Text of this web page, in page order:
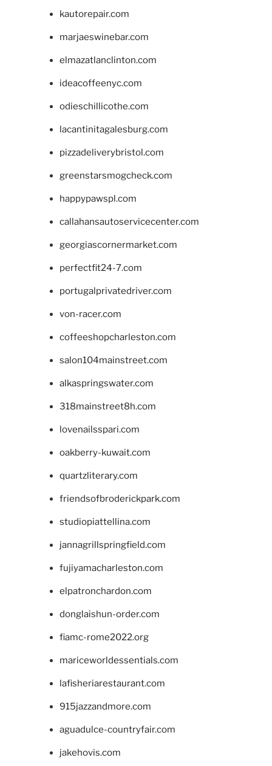
kautorepair.com
marjaeswinebar.com
elmazatlanclinton.com
ideacoffeenyc.com
odieschillicothe.com
lacantinitagalesburg.com
pizzadeliverybristol.com
greenstarsmogcheck.com
happypawspl.com
callahansautoservicecenter.com
georgiascornermarket.com
perfectfit24-7.com
portugalprivatedriver.com
von-racer.com
coffeeshopcharleston.com
salon104mainstreet.com
alkaspringswater.com
318mainstreet8h.com
lovenailsspari.com
oakberry-kuwait.com
quartzliterary.com
friendsofbroderickpark.com
studiopiattellina.com
jannagrillspringfield.com
fujiyamacharleston.com
elpatronchardon.com
donglaishun-order.com
fiamc-rome2022.org
mariceworldessentials.com
lafisheriarestaurant.com
915jazzandmore.com
aguadulce-countryfair.com
jakehovis.com